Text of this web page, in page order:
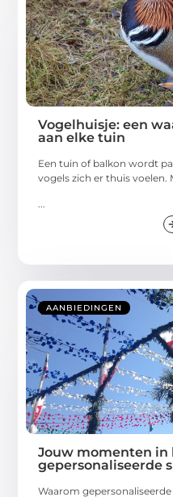
Vogelhuisje: een
aan elke tuin
Een tuin of balkon wordt
vogels zich er thuis voelen.
...
AANBIEDINGEN
Jouw momenten in
gepersonaliseerde
Waarom